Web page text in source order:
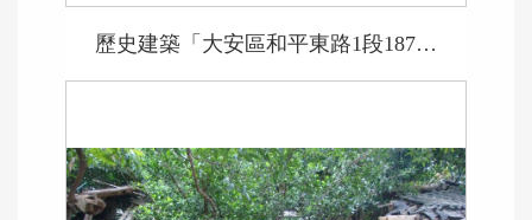
歷史建築「大安區和平東路1段187號」